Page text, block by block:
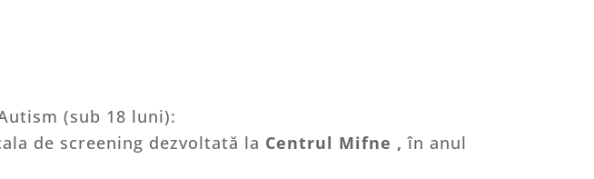
(sub 18 luni):
de screening dezvoltată la Centrul Mifne ,în anul